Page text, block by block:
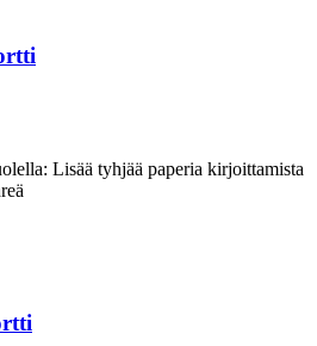
Lisää tyhjää paperia kirjoittamista